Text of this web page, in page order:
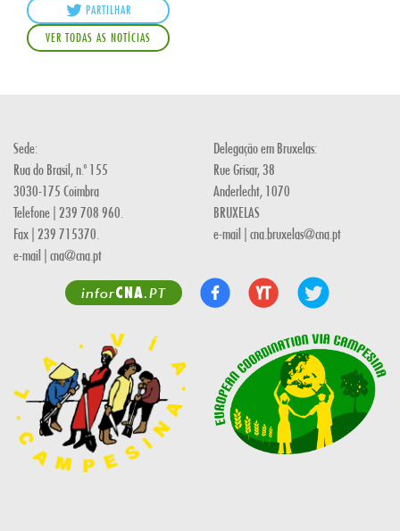
PARTILHAR
VER TODAS AS NOTÍCIAS
Sede:
Rua do Brasil, n.º 155
3030-175 Coimbra
Telefone | 239 708 960.
Fax | 239 715370.
e-mail | cna@cna.pt
Delegação em Bruxelas:
Rue Grisar, 38
Anderlecht, 1070
BRUXELAS
e-mail | cna.bruxelas@cna.pt
inforCNA.PT